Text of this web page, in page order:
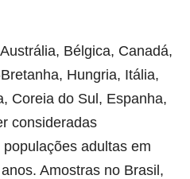
Bélgica, Canadá,
Hungria, Itália,
Coreia do Sul, Espanha,
consideradas
adultas em
Amostras no Brasil,